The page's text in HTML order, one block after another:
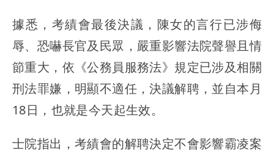
據悉，考績會最後決議，陳女的言行已涉侮
辱、恐嚇長官及民眾，嚴重影響法院聲譽且情
節重大，依《公務員服務法》規定已涉及相關
刑法罪嫌，明顯不適任，決議解聘，並自本月
18日，也就是今天起生效。
士院指出，考績會的解聘決定不會影響霸凌案